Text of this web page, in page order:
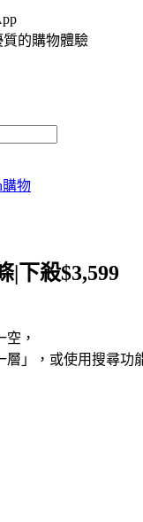
的購物體驗
購物
|下殺$3,599
空，
層」，或使用搜尋功